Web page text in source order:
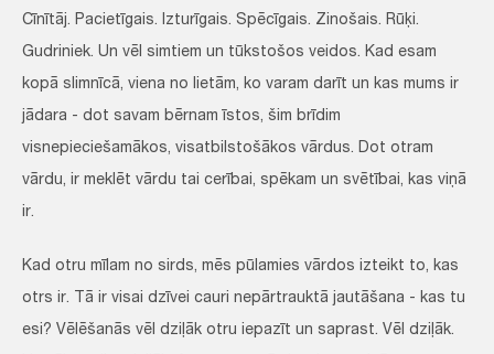
Cīnītāj. Pacietīgais. Izturīgais. Spēcīgais. Zinošais. Rūķi.
Gudriniek. Un vēl simtiem un tūkstošos veidos. Kad esam
kopā slimnīcā, viena no lietām, ko varam darīt un kas mums ir
jādara - dot savam bērnam īstos, šim brīdim
visnepieciešamākos, visatbilstošākos vārdus. Dot otram
vārdu, ir meklēt vārdu tai cerībai, spēkam un svētībai, kas viņā
ir.
Kad otru mīlam no sirds, mēs pūlamies vārdos izteikt to, kas
otrs ir. Tā ir visai dzīvei cauri nepārtrauktā jautāšana - kas tu
esi? Vēlēšanās vēl dziļāk otru iepazīt un saprast. Vēl dziļāk.